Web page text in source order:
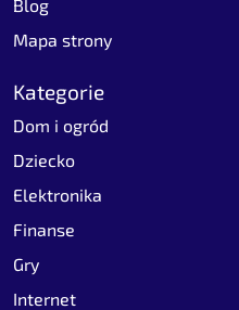
Blog
Mapa strony
Kategorie
Dom i ogród
Dziecko
Elektronika
Finanse
Gry
Internet